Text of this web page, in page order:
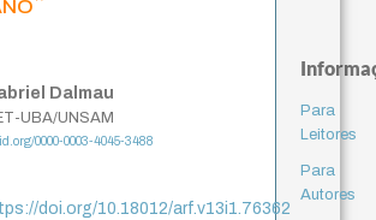
Dalmau
UBA/UNSAM
0000-0003-4045-3488
doi.org/10.18012/arf.v13i1.76362
Para
Leitores
Para
Autores